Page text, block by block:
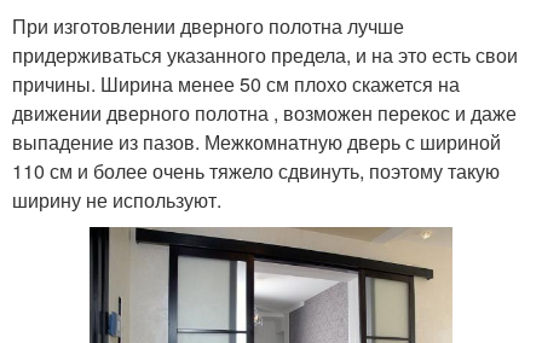
При изготовлении дверного полотна лучше
придерживаться указанного предела, и на это есть свои
причины. Ширина менее 50 см плохо скажется на
движении дверного полотна , возможен перекос и даже
выпадение из пазов. Межкомнатную дверь с шириной
110 см и более очень тяжело сдвинуть, поэтому такую
ширину не используют.